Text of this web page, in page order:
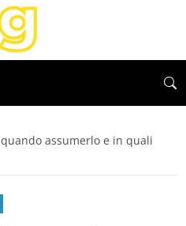
assumerlo e in quali